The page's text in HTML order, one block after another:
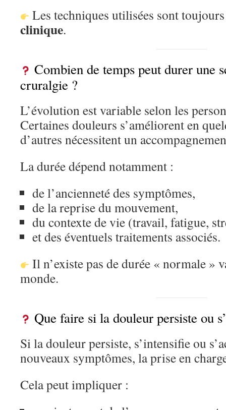
Les techniques utilisées sont
clinique.
Combien de temps peut durer une
cruralgie ?
L’évolution est variable selon les
Certaines douleurs s’améliorent en
d’autres nécessitent un
La durée dépend notamment :
de l’ancienneté des symptômes,
de la reprise du mouvement,
du contexte de vie (travail, fatigue,
et des éventuels traitements associés.
Il n’existe pas de durée « normale »
monde.
Que faire si la douleur persiste ou
Si la douleur persiste, s’intensifie ou
nouveaux symptômes, la prise en
Cela peut impliquer :